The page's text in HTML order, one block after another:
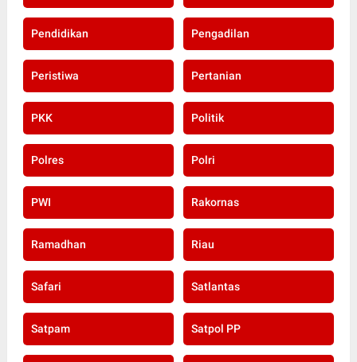
Pendidikan Pengadilan
Peristiwa Pertanian
PKK Politik
Polres Polri
PWI Rakornas
Ramadhan Riau
Safari Satlantas
Satpam Satpol PP